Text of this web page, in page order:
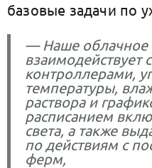
базовые задачи по
— Наше
взаимодействует
контроллерами,
температуры,
раствора и
расписанием
света, а также
по действиям с
ферм,